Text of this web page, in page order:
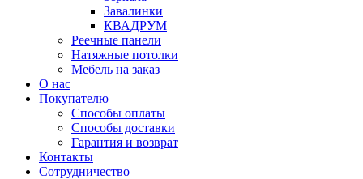
Завалинки
КВАДРУМ
Реечные панели
Натяжные потолки
Мебель на заказ
О нас
Покупателю
Способы оплаты
Способы доставки
Гарантия и возврат
Контакты
Сотрудничество